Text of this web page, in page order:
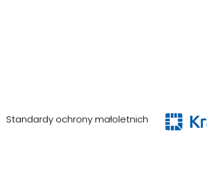
Standardy ochrony małoletnich